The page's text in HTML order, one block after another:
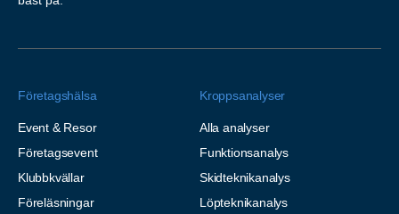
Företagshälsa
Event & Resor
Företagsevent
Klubbkvällar
Föreläsningar
Kroppsanalyser
Alla analyser
Funktionsanalys
Skidteknikanalys
Löpteknikanalys